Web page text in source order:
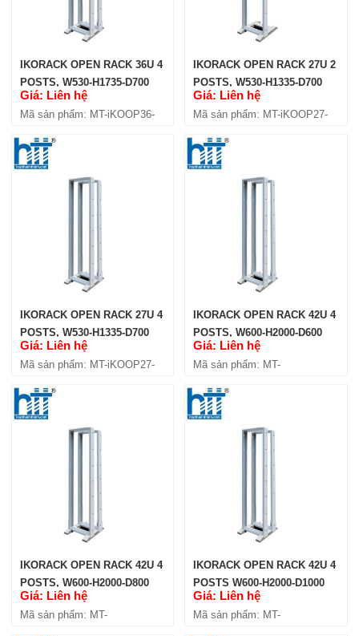
IKORACK OPEN RACK 36U 4
IKORACK OPEN RACK 36U
IKORACK OPEN RACK 36U 4
POSTS, W530-H1735-D700
(IKOOP36-4P)
Giá: Liên hệ
Mã sản phẩm: MT-iKOOP36-
IKORACK OPEN RACK 27U 2
POSTS, W530-H1335-D700
(IKOOP27-2P)
Giá: Liên hệ
Mã sản phẩm: MT-iKOOP27-
IKORACK OPEN RACK 27U 4
POSTS, W530-H1335-D700
(IKOOP27-4P)
Giá: Liên hệ
Mã sản phẩm: MT-iKOOP27-
IKORACK OPEN RACK 42U 4
POSTS, W600-H2000-D600
(IKOOP4206-4P)
Giá: Liên hệ
Mã sản phẩm: MT-
IKORACK OPEN RACK 42U 4
POSTS, W600-H2000-D800
(IKOOP4208-4P)
Giá: Liên hệ
Mã sản phẩm: MT-
IKORACK OPEN RACK 42U 4
POSTS W600-H2000-D1000
(IKOOP4210-4P)
Giá: Liên hệ
Mã sản phẩm: MT-